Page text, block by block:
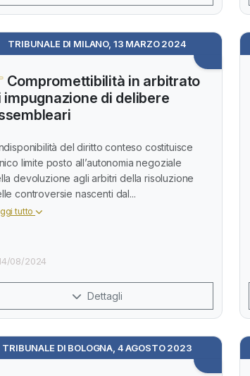
TRIBUNALE DI MILANO, 13 MARZO 2024
Compromettibilità in arbitrato
impugnazione di delibere
del diritto conteso costituisce
limite posto all’autonomia negoziale
devoluzione agli arbitri della risoluzione
controversie nascenti dal...
tutto
08/2024
Dettagli
TRIBUNALE DI BOLOGNA, 4 AGOSTO 2023